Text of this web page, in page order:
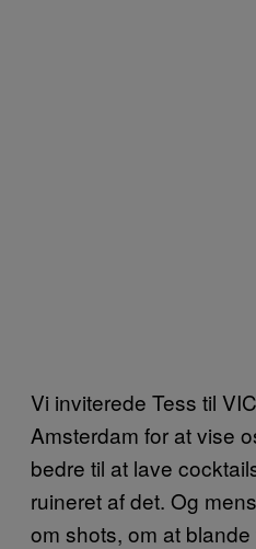
Vi inviterede Tess til
Amsterdam for at vise
bedre til at lave
ruineret af det. Og
om shots, om at